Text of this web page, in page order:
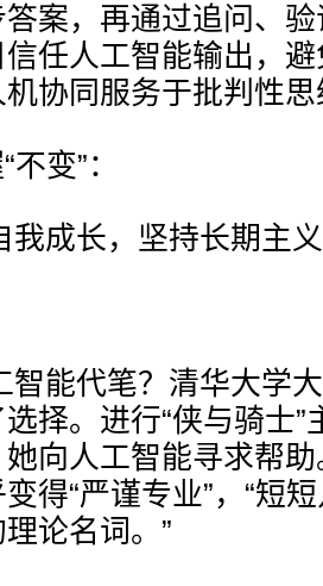
案，再通过追问、
任人工智能输出，
协同服务于批判性
变”：
我成长，坚持长期主义
智能代笔？清华大学
择。进行“侠与骑士”
向人工智能寻求帮
得“严谨专业”，“短
论名词。”